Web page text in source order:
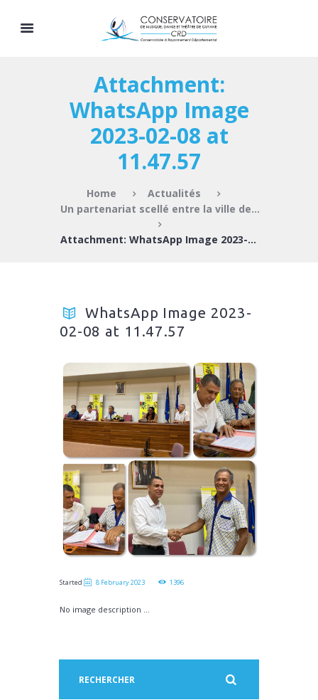
Attachment:
WhatsApp Image
2023-02-08 at
11.47.57
Home
Actualités
Un partenariat scellé entre la ville de...
Attachment: WhatsApp Image 2023-02-08 at 11.47.57
WhatsApp Image 2023-
02-08 at 11.47.57
Started 8 February 2023 1396
No image description ...